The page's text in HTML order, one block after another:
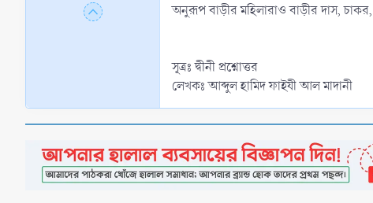
অনুরূপ বাড়ীর মহিলারাও বাড়ীর দাস, চাকর,
সূত্রঃ দ্বীনী প্রশ্নোত্তর
লেখকঃ আব্দুল হামিদ ফাইযী আল মাদানী